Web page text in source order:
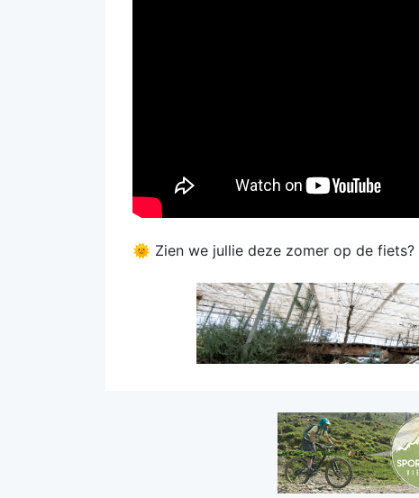
🌞 Zien we jullie deze zomer op de fiets?